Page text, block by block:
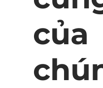
của